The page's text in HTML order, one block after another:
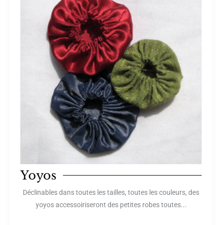
Yoyos
Déclinables dans toutes les tailles, toutes les couleurs, des
yoyos accessoiriseront des petites robes toutes...